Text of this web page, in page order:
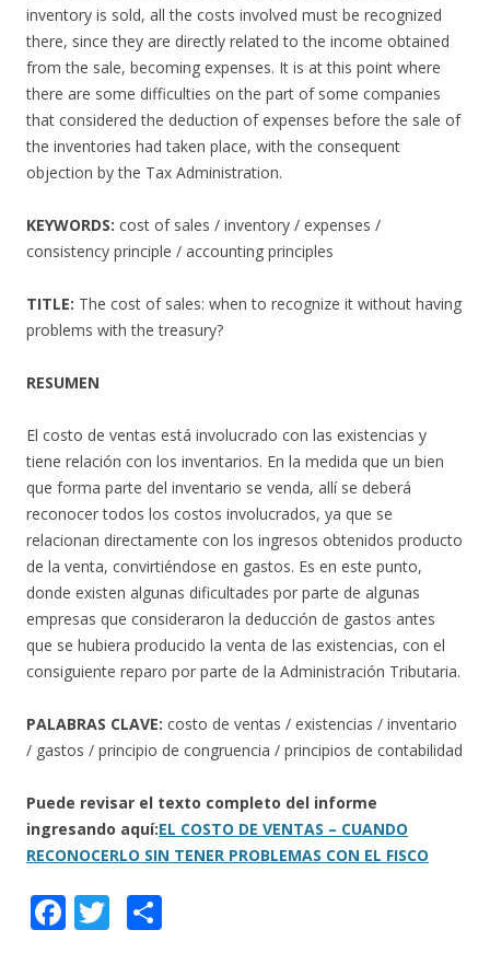
inventory is sold, all the costs involved must be recognized
there, since they are directly related to the income obtained
from the sale, becoming expenses. It is at this point where
there are some difficulties on the part of some companies
that considered the deduction of expenses before the sale of
the inventories had taken place, with the consequent
objection by the Tax Administration.
KEYWORDS: cost of sales / inventory / expenses /
consistency principle / accounting principles
TITLE: The cost of sales: when to recognize it without having
problems with the treasury?
RESUMEN
El costo de ventas está involucrado con las existencias y
tiene relación con los inventarios. En la medida que un bien
que forma parte del inventario se venda, allí se deberá
reconocer todos los costos involucrados, ya que se
relacionan directamente con los ingresos obtenidos producto
de la venta, convirtiéndose en gastos. Es en este punto,
donde existen algunas dificultades por parte de algunas
empresas que consideraron la deducción de gastos antes
que se hubiera producido la venta de las existencias, con el
consiguiente reparo por parte de la Administración Tributaria.
PALABRAS CLAVE: costo de ventas / existencias / inventario
/ gastos / principio de congruencia / principios de contabilidad
Puede revisar el texto completo del informe
ingresando aquí:EL COSTO DE VENTAS – CUANDO
RECONOCERLO SIN TENER PROBLEMAS CON EL FISCO
F T